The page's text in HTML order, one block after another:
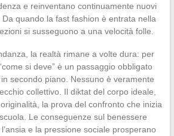
e reinventano continuamente nuovi
quando la fast fashion è entrata nella
si susseguono a una velocità folle.
la realtà rimane a volte dura: per
si deve” è un passaggio obbligato
secondo piano. Nessuno è veramente
collettivo. Il diktat del corpo ideale,
la prova del confronto che inizia
Le conseguenze sul benessere
e la pressione sociale prosperano